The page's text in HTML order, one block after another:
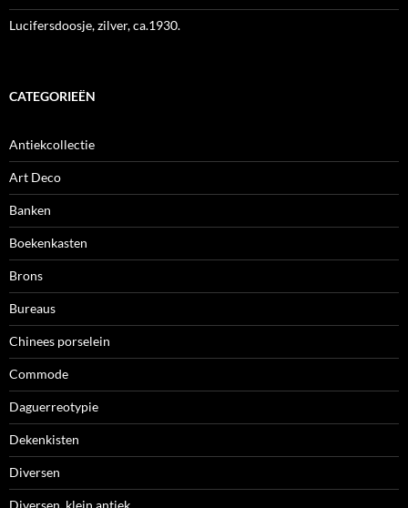
Lucifersdoosje, zilver, ca.1930.
CATEGORIEËN
Antiekcollectie
Art Deco
Banken
Boekenkasten
Brons
Bureaus
Chinees porselein
Commode
Daguerreotypie
Dekenkisten
Diversen
Diversen, klein antiek